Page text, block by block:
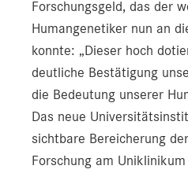
Forschungsgeld, das der
Humangenetiker nun an
konnte: „Dieser hoch
deutliche Bestätigung
die Bedeutung unserer
Das neue
sichtbare Bereicherung
Forschung am